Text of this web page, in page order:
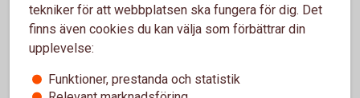
relaterat till vädret?
förutspå var skyfallen kommer att ske och hur stora de
tekniker för att webbplatsen ska fungera för dig. Det
finns även cookies du kan välja som förbättrar din
upplevelse:
Funktioner, prestanda och statistik